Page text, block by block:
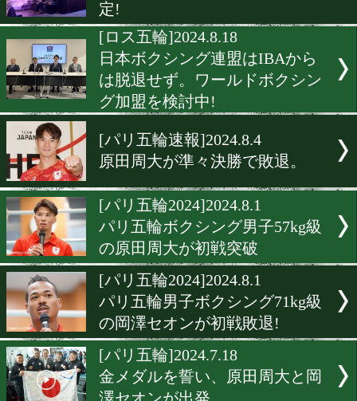
[ロス五輪]2024.12.9
大橋ジムとLeminoが岡澤セ
ン、原田周大、片岡雷斗を
[アマチュア]2024.9.25
W杯で日本代表5選手が表
定!
[ロス五輪]2024.8.18
日本ボクシング連盟はIBA
は脱退せず。ワールドボク
グ加盟を検討中!
[パリ五輪速報]2024.8.4
原田周大が準々決勝で敗退